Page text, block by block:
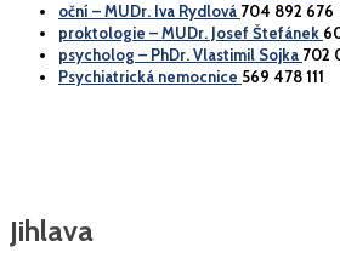
oční – MUDr. Iva Rydlová 704 892 676
proktologie – MUDr. Josef Štefánek
psycholog – PhDr. Vlastimil Sojka 702
Psychiatrická nemocnice 569 478 111
Jihlava